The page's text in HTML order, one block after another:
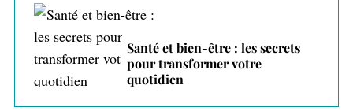
Santé et bien-être : les secrets
pour transformer votre
quotidien